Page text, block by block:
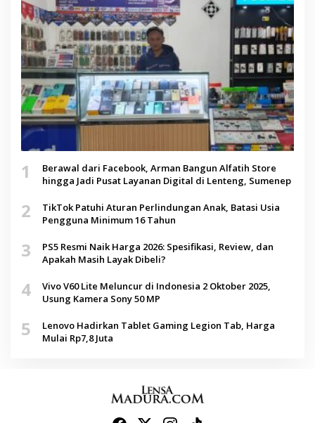
1
Berawal dari Facebook, Arman Bangun Alfatih Store
hingga Jadi Pusat Layanan Digital di Lenteng, Sumenep
2
TikTok Patuhi Aturan Perlindungan Anak, Batasi Usia
Pengguna Minimum 16 Tahun
3
PS5 Resmi Naik Harga 2026: Spesifikasi, Review, dan
Apakah Masih Layak Dibeli?
4
Vivo V60 Lite Meluncur di Indonesia 2 Oktober 2025,
Usung Kamera Sony 50 MP
5
Lenovo Hadirkan Tablet Gaming Legion Tab, Harga
Mulai Rp7,8 Juta